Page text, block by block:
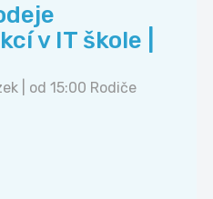
v IT škole |
| od 15:00 Rodiče